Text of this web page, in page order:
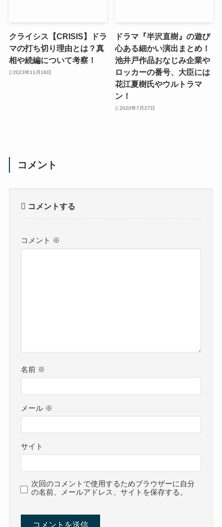
クライシス【CRISIS】ドラ
マの打ち切り理由とは？真
相や続編について考察！
2023年11月18日
ドラマ『半沢直樹』の遊び
心ある細かい演出まとめ！
池井戸作品おなじみ企業や
ロッカーの番号、大臣には
花江夏樹氏やウルトラマ
ン！
2020年7月27日
コメント
コメントする
コメント ※
名前 ※
メール ※
サイト
次回のコメントで使用するためブラウザーに自分
の名前、メールアドレス、サイトを保存する。